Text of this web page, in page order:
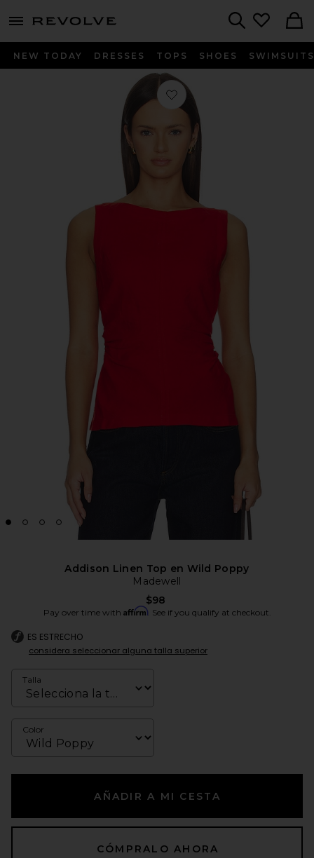
menu - shows more content
NEW TODAY DRESSES TOPS SHOES SWIMSUITS
Favorito Addison Linen Top en Wild
Addison Linen Top en Wild Poppy
Madewell
$98
Pay over time with Affirm. See if you qualify at checkout.
ES ESTRECHO
considera seleccionar alguna talla superior
Talla
Color
AÑADIR A MI CESTA
CÓMPRALO AHORA